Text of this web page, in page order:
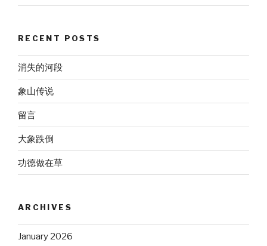
RECENT POSTS
消失的河段
象山传说
留言
大象跌倒
功德做在草
ARCHIVES
January 2026